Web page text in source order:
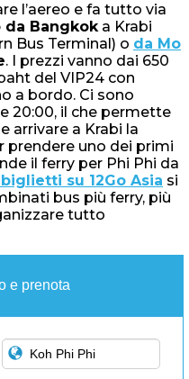
l’aereo e fa tutto via
Bangkoka Krabi
Bus Terminal) o da Mo
. I prezzi vanno dai 650
del VIP24 con
a bordo. Ci sono
20:00, il che permette
arrivare a Krabi la
uno dei primi
il ferry per Phi Phi da
su 12Go Asia si
bus più ferry, più
tutto
e prenota